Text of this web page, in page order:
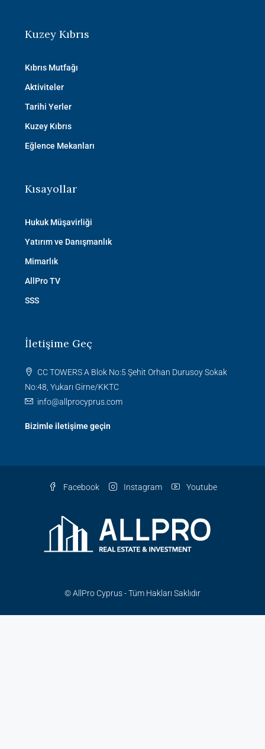
Kuzey Kıbrıs
Kıbrıs Mutfağı
Aktiviteler
Tarihi Yerler
Kuzey Kıbrıs
Eğlence Mekanları
Kısayollar
Hukuk Müşavirliği
Yatırım ve Danışmanlık
Mimarlık
AllPro TV
SSS
İletişime Geç
CC TOWERS A Blok No:5 Şehit Orhan Durusoy Sokak
No:48, Yukarı Girne/KKTC
info@allprocyprus.com
Bizimle iletişime geçin
Facebook Instagram Youtube
© AllPro Cyprus - Tüm Hakları Saklıdır